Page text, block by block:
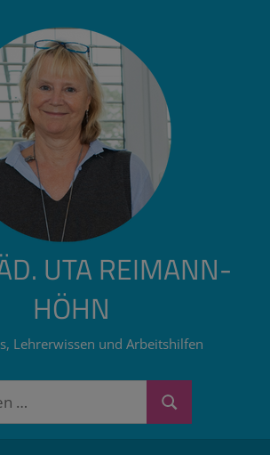
UTA REIMANN-
HÖHN
Lehrerwissen und Arbeitshilfen
Suchen